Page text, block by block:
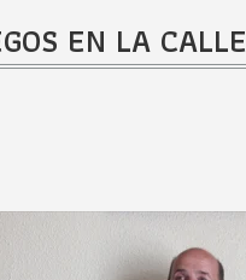
EN LA CALLE